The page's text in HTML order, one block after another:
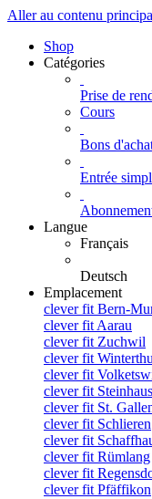
Aller au contenu
Shop
Catégories
Prise de
Cours
Bons
Entrée
Langue
Français
Deutsch
Emplacement
clever fit Bern-
clever fit Aarau
clever fit Zuchwil
clever fit
clever fit
clever fit
clever fit St.
clever fit Schlieren
clever fit
clever fit Rümlang
clever fit
clever fit Pfäffikon